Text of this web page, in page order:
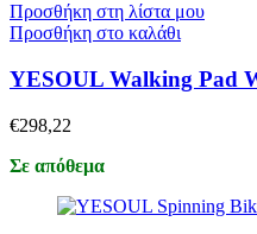
Προσθήκη στη λίστα μου
Προσθήκη στο καλάθι
YESOUL Walking Pad
€298,22
Σε απόθεμα